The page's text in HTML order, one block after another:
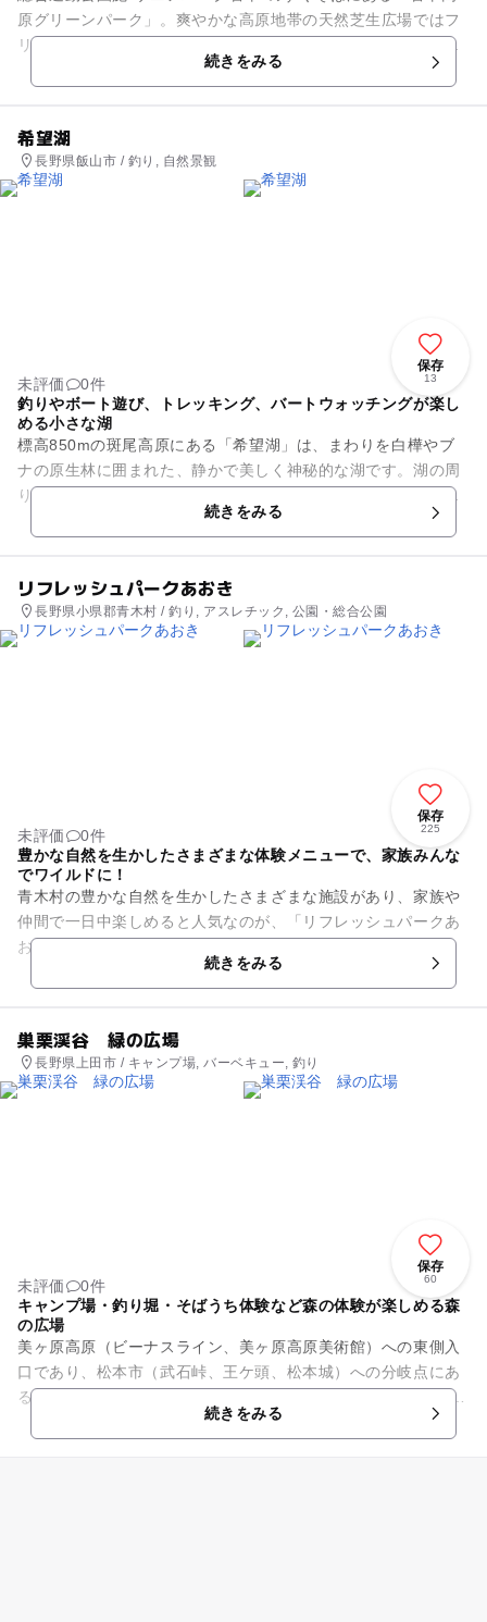
原グリーンパーク」。爽やかな高原地帯の天然芝生広場ではフ
リスビーやボール投げやゲートボールで遊び、湧き水の釣堀で
はニジマスやイワナ釣り、...続きをみる
希望湖
長野県飯山市 / 釣り, 自然景観
保存
13
未評価
0件
釣りやボート遊び、トレッキング、バートウォッチングが楽し
める小さな湖
標高850mの斑尾高原にある「希望湖」は、まわりを白樺やブ
ナの原生林に囲まれた、静かで美しく神秘的な湖です。湖の周
りには遊歩道が整備され、トレッキングやバードウォッチング
を楽しむ人々の姿が見られ...続きをみる
リフレッシュパークあおき
長野県小県郡青木村 / 釣り, アスレチック, 公園・総合公園
保存
225
未評価
0件
豊かな自然を生かしたさまざまな体験メニューで、家族みんな
でワイルドに！
青木村の豊かな自然を生かしたさまざまな施設があり、家族や
仲間で一日中楽しめると人気なのが、「リフレッシュパークあ
おき」です。6万平方メートルを超える敷地には、渓流釣り・
釣り堀・フィールドアスレチ...続きをみる
巣栗渓谷 緑の広場
長野県上田市 / キャンプ場, バーベキュー, 釣り
保存
60
未評価
0件
キャンプ場・釣り堀・そばうち体験など森の体験が楽しめる森
の広場
美ヶ原高原（ビーナスライン、美ヶ原高原美術館）への東側入
口であり、松本市（武石峠、王ケ頭、松本城）への分岐点にあ
る「巣栗渓谷 緑の広場」は、食事 や休憩、特産品のショッピ
ングができる武石観光セン...続きをみる